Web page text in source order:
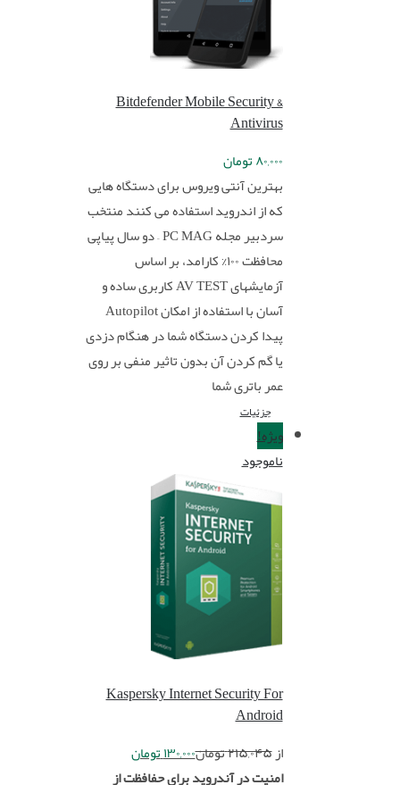
Bitdefender Mobile Security &
Antivirus
۸۰,۰۰۰تومان
بهترین آنتی ویروس برای دستگاه هایی
که از اندروید استفاده می کنند منتخب
سردبیر مجله PC MAG – دو سال پیاپی
محافظت ۱۰۰% کارامد، بر اساس
آزمایشهای AV TEST کاربری ساده و
آسان با استفاده از امکان Autopilot
پیدا کردن دستگاه شما در هنگام دزدی
یا گم کردن آن بدون تاثیر منفی بر روی
عمر باتری شما
جزئیات
ویژه!
ناموجود
Kaspersky Internet Security For
Android
از۲۱۵,۰۴۵تومان۱۳۰,۰۰۰تومان
امنیت در آندروید برای حفافظت از